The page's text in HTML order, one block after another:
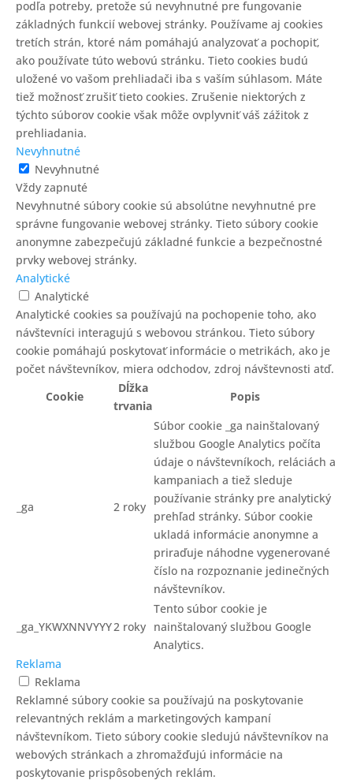
podľa potreby, pretože sú nevyhnutné pre fungovanie
základných funkcií webovej stránky. Používame aj cookies
tretích strán, ktoré nám pomáhajú analyzovať a pochopiť,
ako používate túto webovú stránku. Tieto cookies budú
uložené vo vašom prehliadači iba s vaším súhlasom. Máte
tiež možnosť zrušiť tieto cookies. Zrušenie niektorých z
týchto súborov cookie však môže ovplyvniť váš zážitok z
prehliadania.
Nevyhnutné
Nevyhnutné
Vždy zapnuté
Nevyhnutné súbory cookie sú absolútne nevyhnutné pre
správne fungovanie webovej stránky. Tieto súbory cookie
anonymne zabezpečujú základné funkcie a bezpečnostné
prvky webovej stránky.
Analytické
Analytické
Analytické cookies sa používajú na pochopenie toho, ako
návštevníci interagujú s webovou stránkou. Tieto súbory
cookie pomáhajú poskytovať informácie o metrikách, ako je
počet návštevníkov, miera odchodov, zdroj návštevnosti atď.
Cookie
Dĺžka
trvania
Popis
_ga 2 roky
Súbor cookie _ga nainštalovaný
službou Google Analytics počíta
údaje o návštevníkoch, reláciách a
kampaniach a tiež sleduje
používanie stránky pre analytický
prehľad stránky. Súbor cookie
ukladá informácie anonymne a
priraďuje náhodne vygenerované
číslo na rozpoznanie jedinečných
návštevníkov.
_ga_YKWXNNVYYY2 roky
Tento súbor cookie je
nainštalovaný službou Google
Analytics.
Reklama
Reklama
Reklamné súbory cookie sa používajú na poskytovanie
relevantných reklám a marketingových kampaní
návštevníkom. Tieto súbory cookie sledujú návštevníkov na
webových stránkach a zhromažďujú informácie na
poskytovanie prispôsobených reklám.